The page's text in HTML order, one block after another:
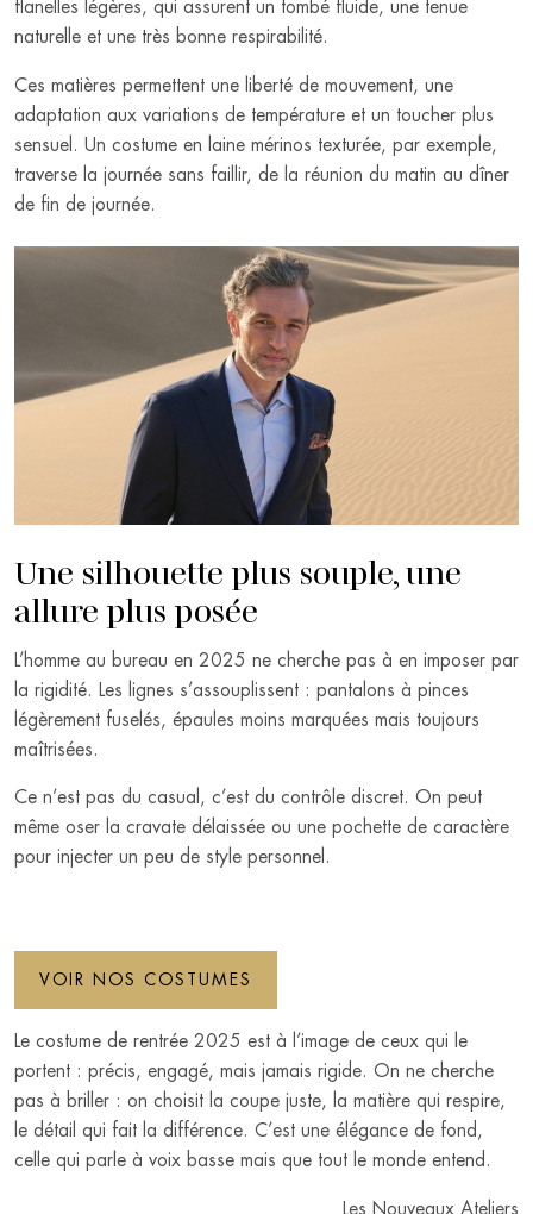
flanelles légères, qui assurent un tombé fluide, une tenue
naturelle et une très bonne respirabilité.
Ces matières permettent une liberté de mouvement, une
adaptation aux variations de température et un toucher plus
sensuel. Un costume en laine mérinos texturée, par exemple,
traverse la journée sans faillir, de la réunion du matin au dîner
de fin de journée.
Une silhouette plus souple, une
allure plus posée
L’homme au bureau en 2025 ne cherche pas à en imposer par
la rigidité. Les lignes s’assouplissent : pantalons à pinces
légèrement fuselés, épaules moins marquées mais toujours
maîtrisées.
Ce n’est pas du casual, c’est du contrôle discret. On peut
même oser la cravate délaissée ou une pochette de caractère
pour injecter un peu de style personnel.
VOIR NOS COSTUMES
Le costume de rentrée 2025 est à l’image de ceux qui le
portent : précis, engagé, mais jamais rigide. On ne cherche
pas à briller : on choisit la coupe juste, la matière qui respire,
le détail qui fait la différence. C’est une élégance de fond,
celle qui parle à voix basse mais que tout le monde entend.
Les Nouveaux Ateliers